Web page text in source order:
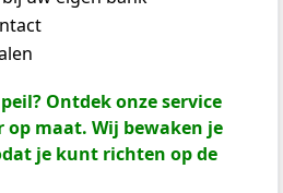
Ontdek onze service
op maat. Wij bewaken je
je kunt richten op de